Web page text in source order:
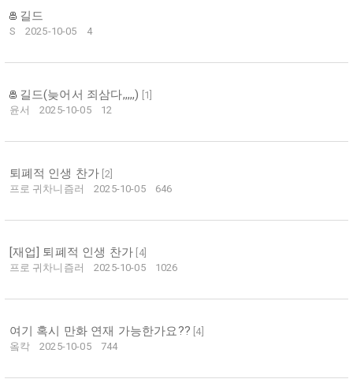
길드
S 2025-10-05 4
길드(늦어서 죄삼다,,,,,) 1
윤서
2025-10-05 12
퇴폐적 인생 찬가 2]
프로 귀차니즘러
2025-10-05 646
[재업] 퇴폐적 인생 찬가 4]
프로 귀차니즘러
2025-10-05 1026
여기 혹시 만화 연재 가능한가요?? 4]
옼칵
2025-10-05 744